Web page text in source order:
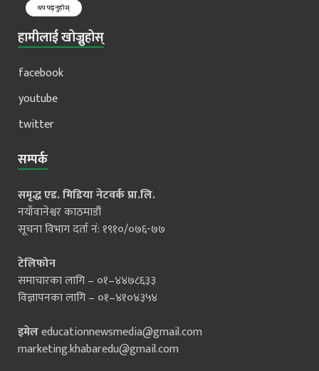
थप पढ्नुहोस्
हामीलाई खोज्नुहोस्
facebook
youtube
twitter
सम्पर्क
समृद्ध एड. मिडिया नेटवर्क प्रा.लि.
नयाँवानेश्वर काठमाडौं
सूचना विभाग दर्ता नं: १९१०/०७६-७७
टेलिफोन
समाचारका लागि – ०१–४४७८६३३
विज्ञापनका लागि – ०१–४१०४३५४
इमेलeducationnewsmedia@gmail.com
marketing.khabaredu@gmail.com